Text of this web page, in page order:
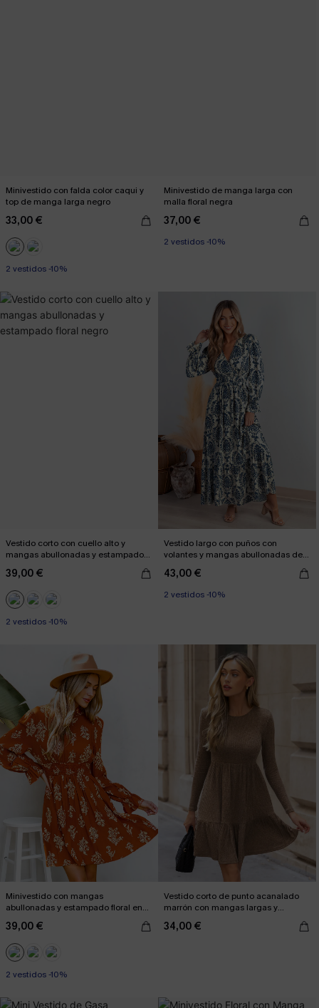
Minivestido con falda color caqui y
top de manga larga negro
33,00 €
2 vestidos -10%
Minivestido de manga larga con
malla floral negra
37,00 €
2 vestidos -10%
Vestido corto con cuello alto y
mangas abullonadas y estampado
39,00 €
2 vestidos -10%
Vestido largo con puños con
volantes y mangas abullonadas de
43,00 €
2 vestidos -10%
Minivestido con mangas
abullonadas y estampado floral en
39,00 €
2 vestidos -10%
Vestido corto de punto acanalado
marrón con mangas largas y
34,00 €